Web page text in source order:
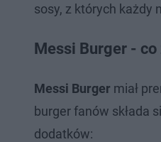
sosy, z których każdy
Messi Burger - co
Messi Burger miał
burger fanów składa
dodatków: